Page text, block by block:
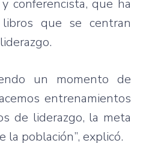
conferencista, que ha
que se centran
un momento de
entrenamientos
de liderazgo, la meta
población”, explicó.